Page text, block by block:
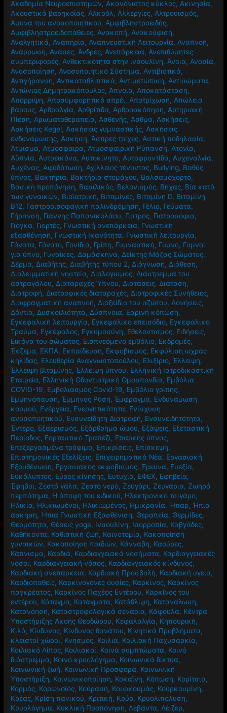
Ακαδημία Νευροεπιστημών,Ακανόνιστος κύκλος,Ακινησία,
Ακουστικά βαρηκοΐας,Αλκοόλ,Αλλεργίες,Αλτρουισμός,
Άμυνα του ανοσοποιητικού,Αμφιβληστροειδής,
Αμφιβληστροειδοπάθειες,Ανακοπή,Ανακούφιση,
Αναλγητικά,Αναπηρία,Αναπνευστική Λειτουργία,Αναπνοή,
Ανάρρωση,Ανάσες,Άνδρες,Ανεπάρκεια,Ανεπιθύμητες
συμπεριφορές,Ανθεκτικότητα στην ινσουλίνη,Άνοια,Ανοσία,
Ανοσοποίηση,Ανοσοποιητικό Σύστημα,Αντιβιοτικά,
Αντιγήρανση,Αντικαταθλιπτικά,Αντιμετώπιση,Αντισώματα,
Αντώνιος Δημητρακόπουλος,Άπνοια,Αποκατάσταση,
Απόρριψη,Αποσυμφορητικό σπρέι,Αποτρίχωση,Απώλεια
βάρους,Αρθραλγία,Αρθρίτιδα,Αρθροσκόπηση,Αρτηριακή
Πίεση,Αρωματοθεραπεία,Ασθενής,Άσθμα,Ασκήσεις,
Ασκήσεις Kegel,Ασκήσεις γυμναστικής,Ασκήσεις
ενδυνάμωσης,Άσκηση,Άσπρες τρίχες,Αστική ποδηλασία,
Άτμισμα,Ατμόσφαιρα,Ατμοσφαιρική Ρύπανση,Ατονία,
Αϋπνία,Αυτοεικόνα,Αυτοκίνητο,Αυτοφροντίδα,Αυχεναλγία,
Αυχένας,Αφυδάτωση,Αχίλλειος τένοντας, Βullying, Βαθύς
ύπνος, Βακτήρια, Βακτήρια στομάχου, Βαλσαμόχορτο,
Βασική προπόνηση, Βασιλικός, Βελονισμός, Βήχας, Βία κατά
των γυναικών, Βιοϊατρική, Βιταμίνες, Βιταμίνη D, Βιταμίνη
Β12, Γαστροοισοφαγική παλινδρόμηση, Γέλιο, Γεύματα,
Γήρανση, Γιάννης Παπανικολάου, Γιατρός, Γιατροσόφια,
Γιόγκα, Γιορτές, Γνωστική ανεπάρκεια, Γνωστική
εξασθένηση, Γνωστική Ικανότητα, Γνωστική λειτουργία,
Γόνατα, Γόνατο, Γονίδια, Γρίπη, Γυμναστική, Γυμνό, Γυμνοί
για ύπνο, Γυναίκες,Δαμάσκηνα,Δείκτης Μάζας Σώματος,
Δέρμα,Διαβήτης,Διαβήτης τύπου 2,Διάγνωση,Διάθεση,
Διαλειμματική νηστεία,Διαλογισμός,Διάστρεμμα του
αστραγάλου,Διαταραχές Ύπνου,Διατάσεις,Διάταση,
Διατροφή,Διατροφικές διαταραχές,Διατροφικές Συνήθειες,
Διαφραγματική αναπνοή,Διοξείδιο του αζώτου,Δονήσεις,
Δόντια,Δυσκοιλιότητα,Δύσπνοια, Εαρινή κόπωση,
Εγκεφαλική λειτουργία, Εγκεφαλικό επεισόδιο, Εγκεφαλικό
Τραύμα, Εγκέφαλος, Εγκυμοσύνη, Εθελοντισμός, Ειδήσεις,
Εικόνα του σώματος, Εισπνεόμενο εμβόλιο, Εκδρομές,
Έκζεμα, ΕΚΠΑ, Εκπαίδευση, Εκφοβισμός, Εκφύλιση ωχράς
κηλίδας, Ελευθερία Αναγνωστοπούλου, Ελιξίριο,Έλλειψη,
Έλλειψη βιταμίνης,Έλλειψη ύπνου, Ελληνική Ιατροδικαστική
Εταιρεία, Ελληνική Οδοντιατρική Ομοσπονδία, Εμβόλια
COVID-19, Εμβολιασμός Covid-19, Εμβόλιο γρίπης,
Εμμηνόπαυση,Έμμηνος Ρύση,Έμφραγμα, Ενδυνάμωση
κορμού, Ενέργεια, Ενεργητικότητα, Ενίσχυση
ανοσοποητικού, Ενσυνείδητη Διατροφή, Ενσυνειδητότητα,
Έντερο, Εξαερισμός, Εξάρθρημα ώμου, Εξάψεις, Εξεταστική
Περίοδος, Εορταστικό Τραπέζι, Επαρκής ύπνος,
Επεξεργασμένα τρόφιμα, Επικρίσεις, Επίσκεψη,
Επιστημονικές Εξελίξεις, Επιχειρηματικά Νέα, Εργασιακή
Εξουθένωση, Εργασιακός εκφοβισμός,Έρευνα, Ευεξία,
Ευκάλυπτος, Εύρος κίνησης, Ευτυχία, ΕΦΕΧ, Εφηβεία,
Έφηβοι,Ζεστό γάλα,Ζεστό νερό,Ζευγάρι,Ζευγάρια,Ζωηρό
περπάτημα, Η άποψη του ειδικού, Ηλεκτρονικό τσιγάρο,
Ηλικία, Ηλικιωμένοι, Ηλικιωμένος, Ημικρανία, Ήπαρ, Ήπια
άσκηση, Ήπια Γνωστική Εξασθένιση, Θεραπεία, Θερμίδες,
Θερμότητα, Θέσεις yoga, Ινσουλίνη, Ισορροπία, Καβγάδες,
Καθήκοντα, Καθιστική ζωή, Καινοτομία, Κακοποίηση
γυναικών, Κακοποίηση παιδιών, Κάνναβη, Καούρες,
Κάπνισμα, Καρδιά, Καρδιαγγειακά νοσήματα, Καρδιαγγειακές
νόσοι, Καρδιαγγειακή νόσος, Καρδιαγγειακός κίνδυνος,
Καρδιακή ανεπάρκεια, Καρδιακή Προσβολή, Καρδιακή υγεία,
Καρδιοπαθείς, Καρκινογόνες ουσίες, Καρκίνος, Καρκίνος
παγκρέατος, Καρκίνος Παχέος Εντέρου, Καρκίνος του
εντέρου, Κάταγμα, Κατάγματα, Κατάθλιψη, Κατανάλωση,
Κατανόηση, Καταστροφολογικά σενάρια, Κάψουλα, Κέντρα
Υποστήριξης Ακοής Θεοδώρου, Κεφαλαλγία, Κηπουρική,
Κιλά, Κίνδυνος, Κίνδυνος θανάτου, Κινητικά Προβλήματα,
κλειστοί χώροι, Κνησμός, Κοιλιά, Κοιλιακή Παχυσαρκία,
Κοιλιακό Λίπος, Κοιλιακοί, Κοινά συμπτώματα, Κοινό
διάστρεμμα, Κοινό κρυολόγημα, Κοινωνικά δίκτυα,
Κοινωνική ζωή, Κοινωνική Προσφορά, Κοινωνική
Υποστήριξη, Κοινωνικοποίηση, Κοκαϊνη, Κόπωση, Κορίτσια,
Κορμός, Κορωνοϊός, Κούραση, Κουρκουμάς, Κουρκουμίνη,
Κρέας, Κρίση πανικού, Κριτική, Κρύο, Κρυολιπόλυση,
Κρυολόγημα, Κυκλική Προπόνηση,Λεβάντα,Λέιζερ,